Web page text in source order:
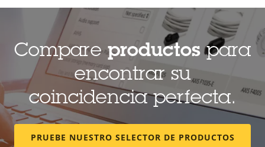
Compareproductospara
encontrar su
coincidencia perfecta.
PRUEBE NUESTRO SELECTOR DE PRODUCTOS